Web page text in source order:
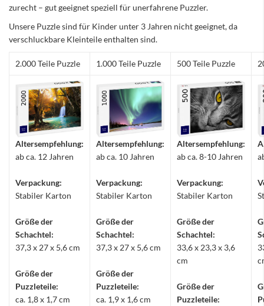
zurecht – gut geeignet speziell für unerfahrene Puzzler.
Unsere Puzzle sind für Kinder unter 3 Jahren nicht geeignet, da
verschluckbare Kleinteile enthalten sind.
2.000 Teile Puzzle 1.000 Teile Puzzle 500 Teile Puzzle
Altersempfehlung:
ab ca. 12 Jahren
Verpackung:
Stabiler Karton
Größe der
Schachtel:
37,3 x 27 x 5,6 cm
Größe der
Puzzleteile:
ca. 1,8 x 1,7 cm
Altersempfehlung:
ab ca. 10 Jahren
Verpackung:
Stabiler Karton
Größe der
Schachtel:
37,3 x 27 x 5,6 cm
Größe der
Puzzleteile:
ca. 1,9 x 1,6 cm
Altersempfehlung:
ab ca. 8-10 Jahren
Verpackung:
Stabiler Karton
Größe der
Schachtel:
33,6 x 23,3 x 3,6
cm
Größe der
Puzzleteile: